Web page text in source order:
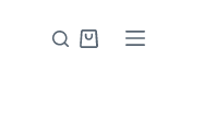
Indkøbskurv